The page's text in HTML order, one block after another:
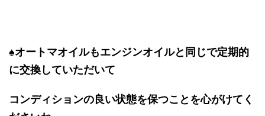
♠オートマオイルもエンジンオイルと同じで定期的
に交換していただいて
コンディションの良い状態を保つことを心がけてく